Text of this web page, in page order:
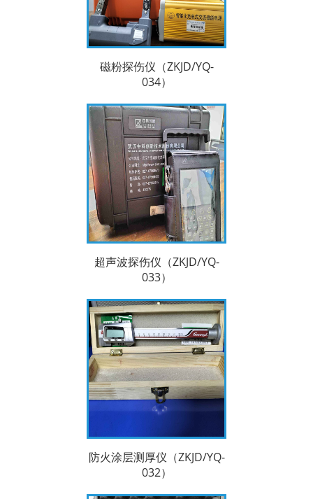
磁粉探伤仪（ZKJD/YQ-
034）
超声波探伤仪（ZKJD/YQ-
033）
防火涂层测厚仪（ZKJD/YQ-
032）